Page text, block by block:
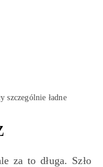
szczególnie ładne
za to długa. Szło